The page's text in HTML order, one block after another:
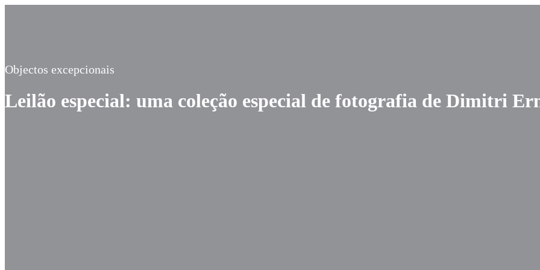
Objectos excepcionais
Leilão especial: uma coleção especial de fotografia de Dimitri